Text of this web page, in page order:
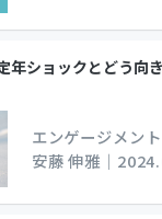
年ショックとどう向
エンゲージメン
安藤 伸雅 ｜